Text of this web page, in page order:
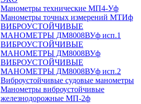
Манометры технические МП4-Уф
Манометры точных измерений МТИф
ВИБРОУСТОЙЧИВЫЕ
МАНОМЕТРЫ ДМ8008ВУф исп.1
ВИБРОУСТОЙЧИВЫЕ
МАНОМЕТРЫ ДМ8008ВУф
ВИБРОУСТОЙЧИВЫЕ
МАНОМЕТРЫ ДМ8008ВУф исп.2
Виброустойчивые судовые манометры
Манометры виброустойчивые
железнодорожные МП-2ф